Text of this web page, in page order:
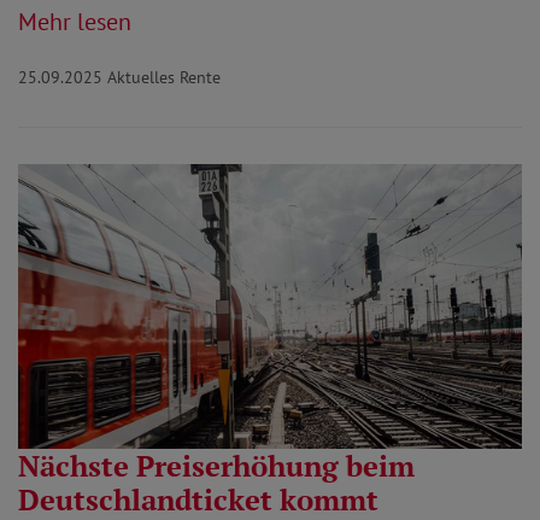
Mehr lesen
25.09.2025 Aktuelles Rente
Nächste Preiserhöhung beim
Deutschlandticket kommt